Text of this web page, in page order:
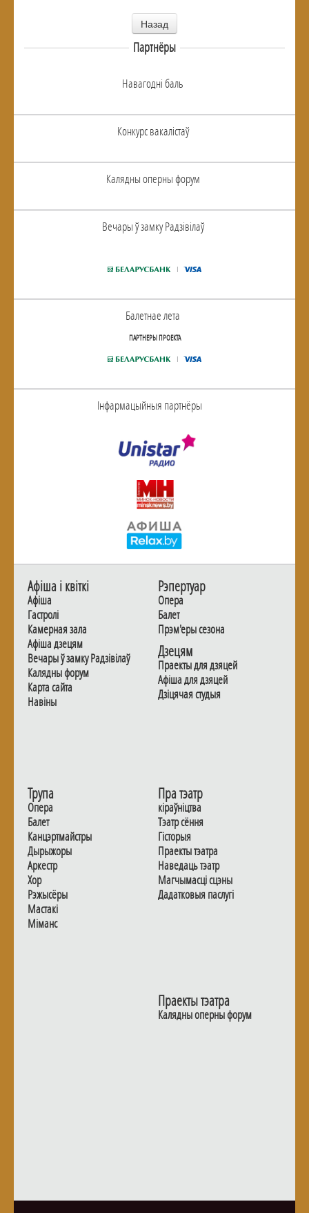
Назад
Партнёры
Навагоднi баль
Конкурс вакалiстаў
Калядны оперны форум
Вечары ў замку Радзiвiлаў
Балетнае лета
ПАРТНЕРЫ ПРОЕКТА
Інфармацыйныя партнёры
Афiша i квiткi
Афiша
Гастролi
Камерная зала
Афiша дзецям
Вечары ў замку Радзiвiлаў
Калядны форум
Карта сайта
Навiны
Рэпертуар
Опера
Балет
Прэм'еры сезона
Дзецям
Праекты для дзяцей
Афiша для дзяцей
Дзiцячая студыя
Трупа
Опера
Балет
Канцэртмайстры
Дырыжоры
Аркестр
Хор
Рэжысёры
Мастакі
Мiманс
Пра тэатр
кіраўніцтва
Тэатр сёння
Гiсторыя
Праекты тэатра
Наведаць тэатр
Магчымасцi сцэны
Дадаткoвыя паслугi
Праекты тэатра
Калядны оперны форум